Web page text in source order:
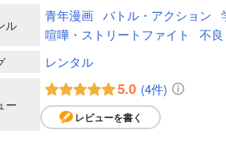
ル
青年漫画 バトル・アクション
喧嘩・ストリートファイト
不
レンタル
ー
5.0 (4件)
レビューを書く